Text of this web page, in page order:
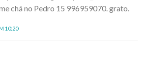
chá no Pedro 15 996959070. grato.
10:20